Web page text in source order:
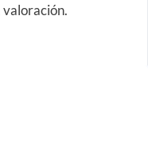
valoración.